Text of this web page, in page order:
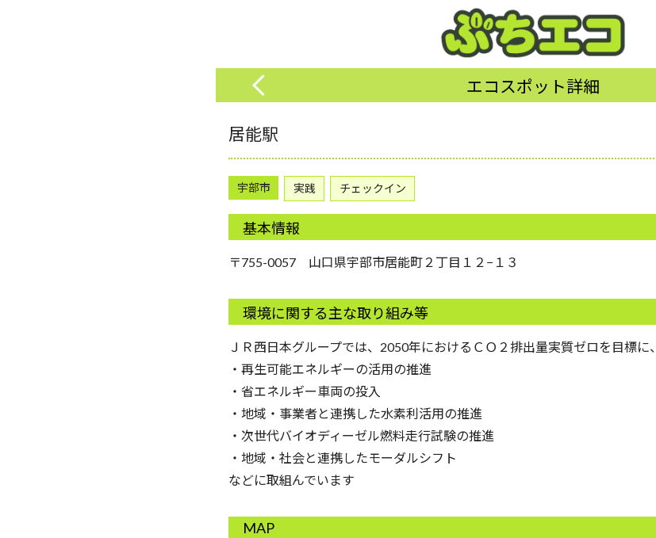
エコスポット詳細
居能駅
宇部市 実践 チェックイン
基本情報
〒755-0057 山口県宇部市居能町２丁目１２−１３
環境に関する主な取り組み等
ＪＲ西日本グループでは、2050年におけるＣＯ２排出量実質ゼロを目標に、
・再生可能エネルギーの活用の推進
・省エネルギー車両の投入
・地域・事業者と連携した水素利活用の推進
・次世代バイオディーゼル燃料走行試験の推進
・地域・社会と連携したモーダルシフト
などに取組んでいます
MAP